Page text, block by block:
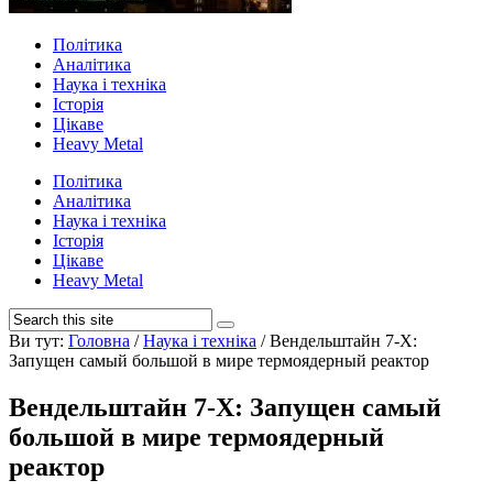
Політика
Аналітика
Наука і техніка
Історія
Цікаве
Heavy Metal
Політика
Аналітика
Наука і техніка
Історія
Цікаве
Heavy Metal
Ви тут: Головна /Наука і техніка /Вендельштайн 7-Х:
Запущен самый большой в мире термоядерный реактор
Вендельштайн 7-Х: Запущен самый
большой в мире термоядерный
реактор